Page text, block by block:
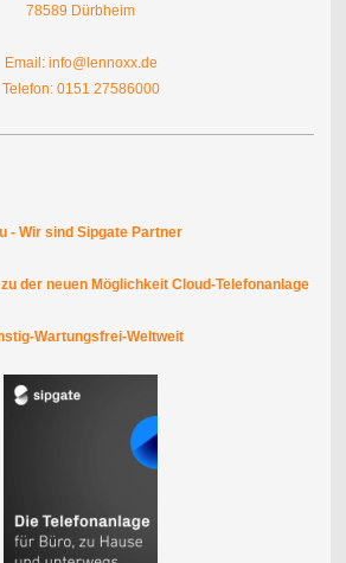
78589 Dürbheim
Email: info@lennoxx.de
Telefon: 0151 27586000
- Wir sind Sipgate Partner
der neuen Möglichkeit Cloud-Telefonanlage
Wartungsfrei-Weltweit